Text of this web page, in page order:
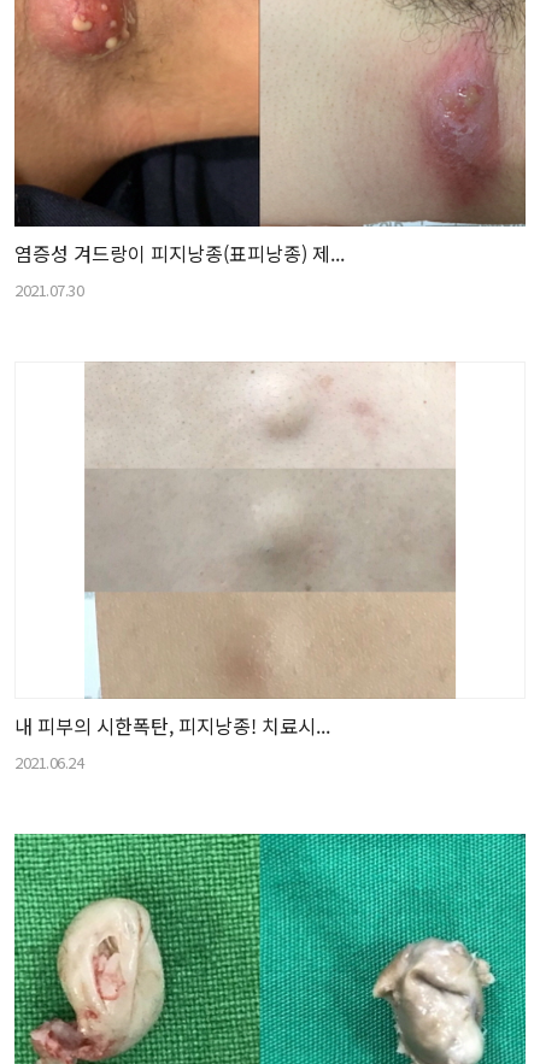
염증성 겨드랑이 피지낭종(표피낭종) 제...
2021.07.30
내 피부의 시한폭탄, 피지낭종! 치료시...
2021.06.24